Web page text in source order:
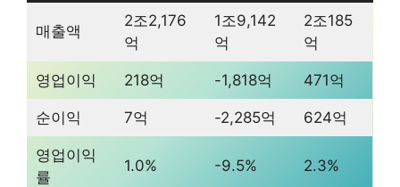
매출액
2조2,176
억
1조9,142
억
2조185
억
영업이익 218억 -1,818억 471억
순이익 7억 -2,285억 624억
영업이익
률
1.0% -9.5% 2.3%